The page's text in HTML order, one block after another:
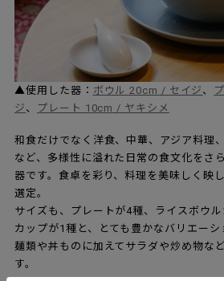
▲使用した器： ボウル 20cm / セイジ 、
ジ 、 プレート 10cm / ヤキシメ
和食だけでなく洋食、中華、アジア料理
など、多様性に溢れた日常の食文化をさ
器です。食卓を彩り、料理を美味しく映
選定。
サイズも、プレートが4種、ライスボウル
カップが1種と、とても豊かなバリエー
麺類や丼ものに加えてサラダや炒め物な
す。